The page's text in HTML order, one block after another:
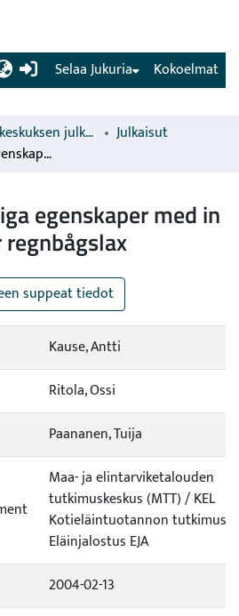
(current) Kokoelmat
Selaa Jukuria
Luonnonvarakeskuksen julkaisut
Julkaisut
Utseendemässiga egenskaper med in urvalsaveln för regnbågslax
egenskaper med in
suppeat tiedot
Kause, Antti
Ritola, Ossi
Paananen, Tuija
Maa- ja elintarviketalouden
tutkimuskeskus (MTT) / KEL
Kotieläintuotannon tutkimus /
Eläinjalostus EJA
2004-02-13